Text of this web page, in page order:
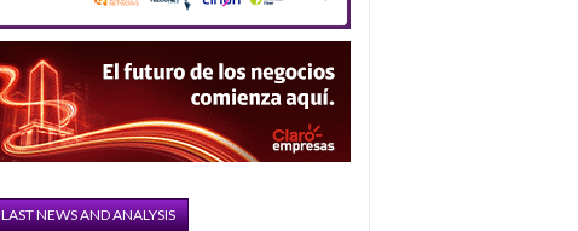
LAST NEWS AND ANALYSIS